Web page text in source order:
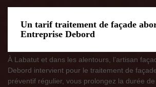
Un tarif traitement de façade
Entreprise Debord
À Labatut et dans les alentours, l’artisan
Debord intervient pour le traitement de
préventif régulier, vous prolongez la durée